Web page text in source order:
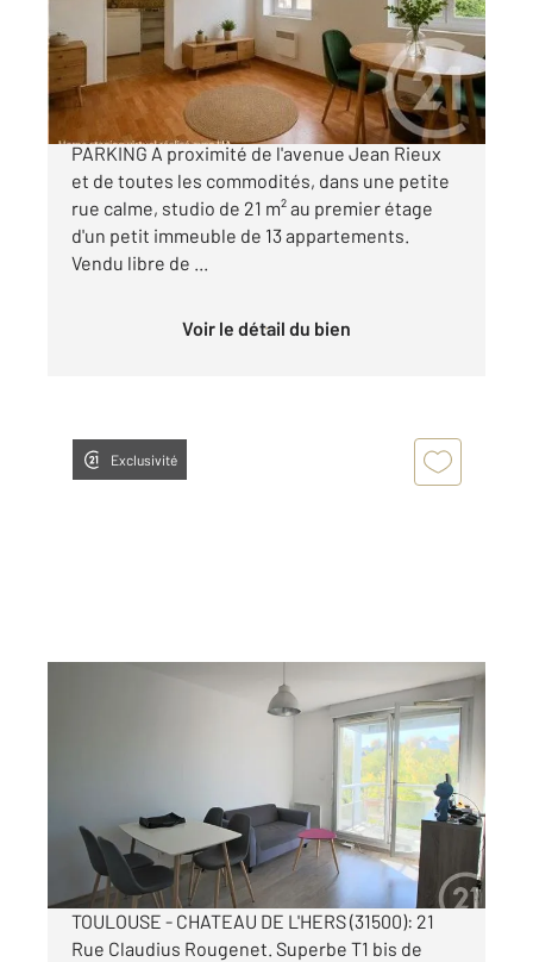
Appartement Studio à vendre
104 000 €
TOULOUSE (31500) COTE PAVEE : STUDIO +
PARKING A proximité de l'avenue Jean Rieux
et de toutes les commodités, dans une petite
rue calme, studio de 21 m² au premier étage
d'un petit immeuble de 13 appartements.
Vendu libre de ...
Voir le détail du bien
Exclusivité
129 000 €
Visiter le site dédié
TOULOUSE - CHATEAU DE L'HERS (31500): 21
Rue Claudius Rougenet. Superbe T1 bis de